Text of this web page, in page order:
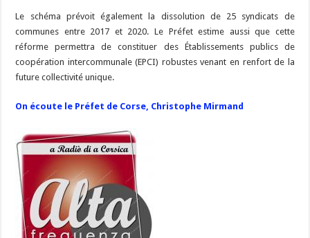
Le schéma prévoit également la dissolution de 25 syndicats de
communes entre 2017 et 2020. Le Préfet estime aussi que cette
réforme permettra de constituer des Établissements publics de
coopération intercommunale (EPCI) robustes venant en renfort de la
future collectivité unique.
On écoute le Préfet de Corse, Christophe Mirmand